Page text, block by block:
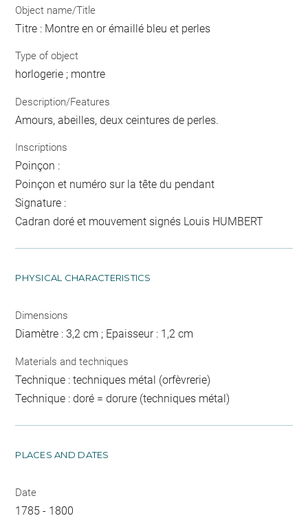
Object name/Title
Titre : Montre en or émaillé bleu et perles
Type of object
horlogerie ; montre
Description/Features
Amours, abeilles, deux ceintures de perles.
Inscriptions
Poinçon :
Poinçon et numéro sur la tête du pendant
Signature :
Cadran doré et mouvement signés Louis HUMBERT
PHYSICAL CHARACTERISTICS
Dimensions
Diamètre : 3,2 cm ; Epaisseur : 1,2 cm
Materials and techniques
Technique : techniques métal (orfèvrerie)
Technique : doré = dorure (techniques métal)
PLACES AND DATES
Date
1785 - 1800